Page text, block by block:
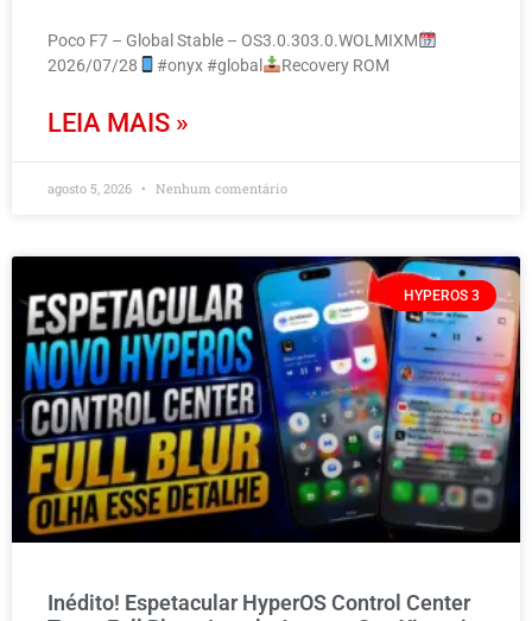
Poco F7 – Global Stable – OS3.0.303.0.WOLMIXM
2026/07/28
#onyx #global Recovery ROM
LEIA MAIS »
agosto 5, 2026 Nenhum comentário
HYPEROS 3
Inédito! Espetacular HyperOS Control Center